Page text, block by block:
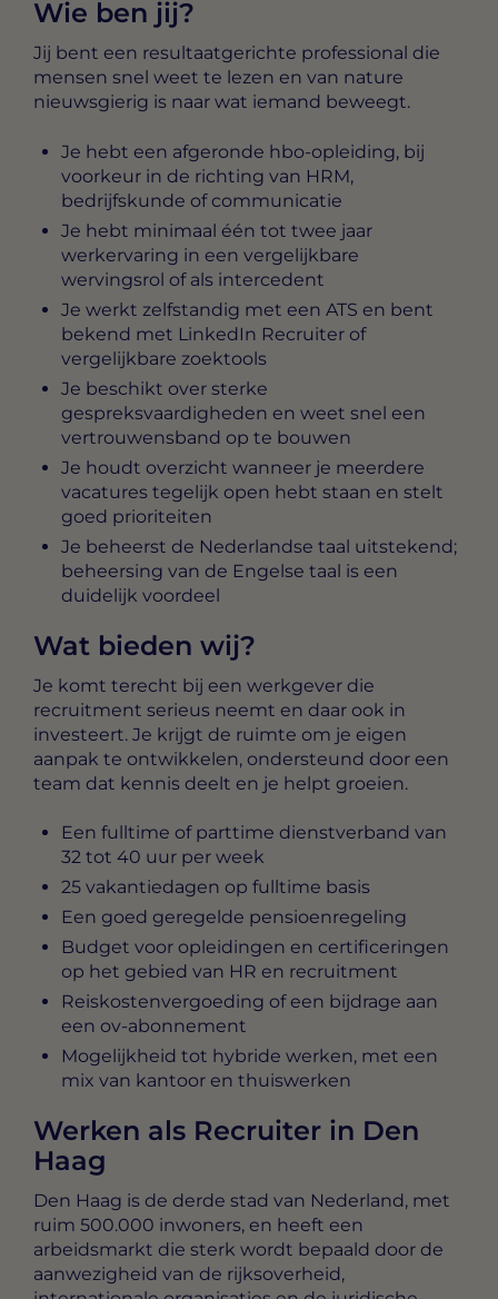
Wie ben jij?
Jij bent een resultaatgerichte professional die
mensen snel weet te lezen en van nature
nieuwsgierig is naar wat iemand beweegt.
Je hebt een afgeronde hbo-opleiding, bij
voorkeur in de richting van HRM,
bedrijfskunde of communicatie
Je hebt minimaal één tot twee jaar
werkervaring in een vergelijkbare
wervingsrol of als intercedent
Je werkt zelfstandig met een ATS en bent
bekend met LinkedIn Recruiter of
vergelijkbare zoektools
Je beschikt over sterke
gespreksvaardigheden en weet snel een
vertrouwensband op te bouwen
Je houdt overzicht wanneer je meerdere
vacatures tegelijk open hebt staan en stelt
goed prioriteiten
Je beheerst de Nederlandse taal uitstekend;
beheersing van de Engelse taal is een
duidelijk voordeel
Wat bieden wij?
Je komt terecht bij een werkgever die
recruitment serieus neemt en daar ook in
investeert. Je krijgt de ruimte om je eigen
aanpak te ontwikkelen, ondersteund door een
team dat kennis deelt en je helpt groeien.
Een fulltime of parttime dienstverband van
32 tot 40 uur per week
25 vakantiedagen op fulltime basis
Een goed geregelde pensioenregeling
Budget voor opleidingen en certificeringen
op het gebied van HR en recruitment
Reiskostenvergoeding of een bijdrage aan
een ov-abonnement
Mogelijkheid tot hybride werken, met een
mix van kantoor en thuiswerken
Werken als Recruiter in Den
Haag
Den Haag is de derde stad van Nederland, met
ruim 500.000 inwoners, en heeft een
arbeidsmarkt die sterk wordt bepaald door de
aanwezigheid van de rijksoverheid,